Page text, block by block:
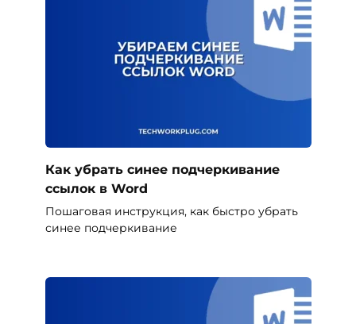
Как убрать синее подчеркивание
ссылок в Word
Пошаговая инструкция, как быстро убрать
синее подчеркивание